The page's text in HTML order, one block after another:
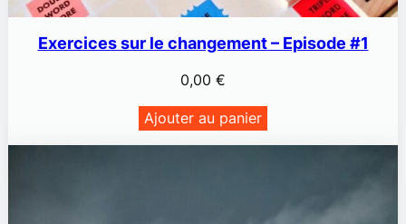
Exercices sur le changement – Episode #1
0,00 €
Ajouter au panier